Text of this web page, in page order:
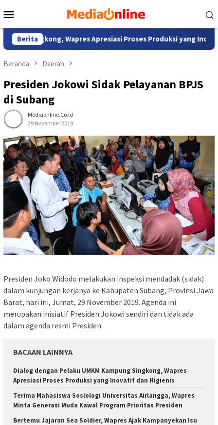
ke
Mobile
Berita
Singkong, Wapres Apresiasi Proses Produksi yang Inovatif dan
Beranda Daerah
Presiden Jokowi Sidak Pelayanan BPJS
di Subang
Mediaonline.co.id
29 November 2019
Presiden Joko Widodo melakukan inspeksi mendadak (sidak)
dalam kunjungan kerjanya ke Kabupaten Subang, Provinsi Jawa
Barat, hari ini, Jumat, 29 November 2019. Agenda ini
merupakan inisiatif Presiden Jokowi sendiri dan tidak ada
dalam agenda resmi Presiden.
BACAAN LAINNYA
Dialog dengan Pelaku UMKM Kampung Singkong, Wapres
Apresiasi Proses Produksi yang Inovatif dan Higienis
Terima Mahasiswa Sosiologi Universitas Airlangga, Wapres
Minta Generasi Muda Kawal Program Prioritas Presiden
Bertemu Jajaran Sea Soldier, Wapres Ajak Kampanyekan Isu